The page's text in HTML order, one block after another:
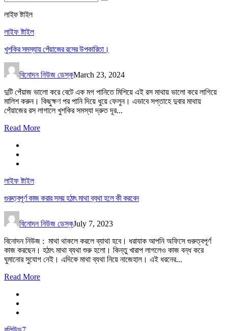
লাইফ ষ্টাইল
লাইফ ষ্টাইল
খুশকির সমস্যায় পেঁয়াজের রসের উপকারিতা।
বিনোদন নিউজ ডেস্কMarch 23, 2024
দুটি পেঁয়াজ ভালো করে বেটে এক মগ পানিতে মিশিয়ে এই রস মাথায় ভালো করে লাগিয়ে
মালিশ করুন। কিছুক্ষণ পর পানি দিয়ে ধুয়ে ফেলুন। এভাবে সপ্তাহে দুবার মাথায়
পেঁয়াজের রস লাগালে খুশকির সমস্যা দ্রুত দূর...
Read More
লাইফ ষ্টাইল
গুরুত্বপূর্ণ কাজ করার সময় হঠাৎ মাথা ব্যথা হলে কী করবেন
বিনোদন নিউজ ডেস্কJuly 7, 2023
বিনোদন নিউজ : মাথা থাকলে করলে ব্যাথা হবে। ধরাযাক আপনি অফিসে গুরুত্বপূর্ণ
কাজ করছেন। হঠাৎ মাথা ব্যথা শুরু হলো। কিন্তু খারাপ লাগলেও কাজ বন্ধ করে
ঘুমানোর সুযোগ নেই। এদিকে মাথা ব্যথা নিয়ে নাজেহাল। এই ধরনের...
Read More